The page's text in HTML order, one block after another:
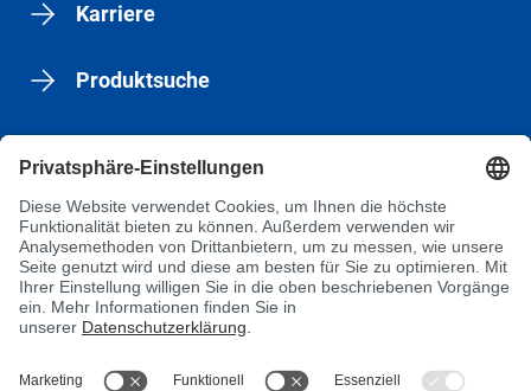
Karriere
Produktsuche
News
Chemicals
Cleaning